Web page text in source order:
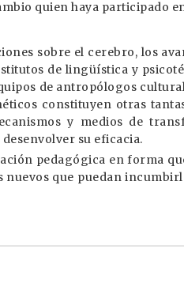
quien haya participado
sobre el cerebro, los
de lingüística y
de antropólogos
constituyen otras
y medios de
su eficacia.
pedagógica en forma
nuevos que puedan